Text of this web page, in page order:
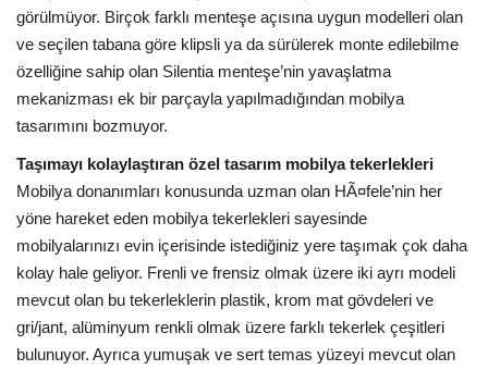
Video Tanıtım
Köşe Yazarları
Galeri
görülmüyor. Birçok farklı menteşe açısına uygun modelleri olan
ve seçilen tabana göre klipsli ya da sürülerek monte edilebilme
özelliğine sahip olan Silentia menteşe’nin yavaşlatma
mekanizması ek bir parçayla yapılmadığından mobilya
tasarımını bozmuyor.
Taşımayı kolaylaştıran özel tasarım mobilya tekerlekleri
Mobilya donanımları konusunda uzman olan HÃ¤fele’nin her
yöne hareket eden mobilya tekerlekleri sayesinde
mobilyalarınızı evin içerisinde istediğiniz yere taşımak çok daha
kolay hale geliyor. Frenli ve frensiz olmak üzere iki ayrı modeli
mevcut olan bu tekerleklerin plastik, krom mat gövdeleri ve
gri/jant, alüminyum renkli olmak üzere farklı tekerlek çeşitleri
bulunuyor. Ayrıca yumuşak ve sert temas yüzeyi mevcut olan